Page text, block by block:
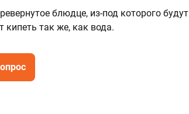
блюдце, из-под которого будут
кипеть так же, как вода.